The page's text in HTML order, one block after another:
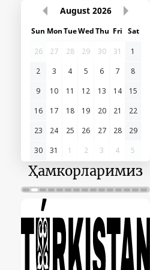
August 2026
Sun MonTueWedThu Fri Sat
26
27 28 29 30 31
1
2
3 4 5 6 7
8
9
10 11 12 13 14
15
16
17 18 19 20 21
22
23
24 25 26 27 28
29
30
31 1 2 3 4 5
Ҳамкорларимиз